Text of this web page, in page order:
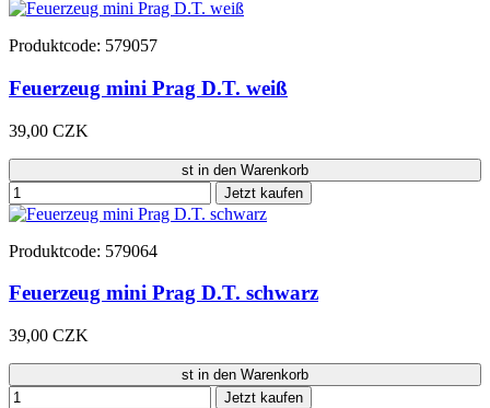
Produktcode: 579057
Feuerzeug mini Prag D.T. weiß
39,00 CZK
st in den Warenkorb
Jetzt kaufen
Produktcode: 579064
Feuerzeug mini Prag D.T. schwarz
39,00 CZK
st in den Warenkorb
Jetzt kaufen